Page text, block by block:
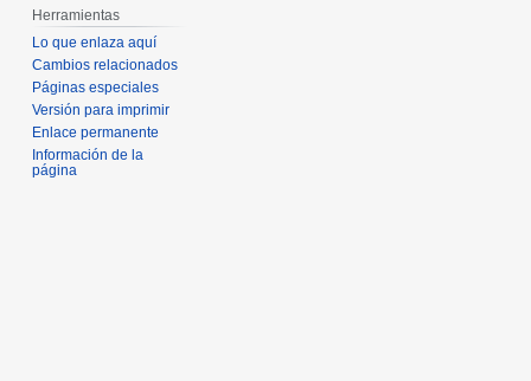
Herramientas
Lo que enlaza aquí
Cambios relacionados
Páginas especiales
Versión para imprimir
Enlace permanente
Información de la
página